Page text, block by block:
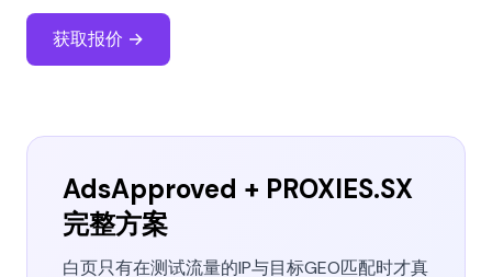
获取报价 →
AdsApproved + PROXIES.SX
完整方案
白页只有在测试流量的IP与目标GEO匹配时才真